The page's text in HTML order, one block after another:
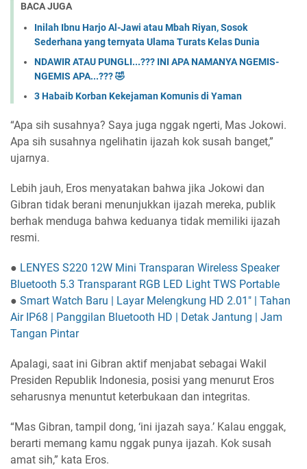
BACA JUGA
Inilah Ibnu Harjo Al-Jawi atau Mbah Riyan, Sosok
Sederhana yang ternyata Ulama Turats Kelas Dunia
NDAWIR ATAU PUNGLI...??? INI APA NAMANYA NGEMIS-
NGEMIS APA...??? 🤣
3 Habaib Korban Kekejaman Komunis di Yaman
“Apa sih susahnya? Saya juga nggak ngerti, Mas Jokowi.
Apa sih susahnya ngelihatin ijazah kok susah banget,”
ujarnya.
Lebih jauh, Eros menyatakan bahwa jika Jokowi dan
Gibran tidak berani menunjukkan ijazah mereka, publik
berhak menduga bahwa keduanya tidak memiliki ijazah
resmi.
● LENYES S220 12W Mini Transparan Wireless Speaker
Bluetooth 5.3 Transparant RGB LED Light TWS Portable
● Smart Watch Baru | Layar Melengkung HD 2.01" | Tahan
Air IP68 | Panggilan Bluetooth HD | Detak Jantung | Jam
Tangan Pintar
Apalagi, saat ini Gibran aktif menjabat sebagai Wakil
Presiden Republik Indonesia, posisi yang menurut Eros
seharusnya menuntut keterbukaan dan integritas.
“Mas Gibran, tampil dong, ‘ini ijazah saya.’ Kalau enggak,
berarti memang kamu nggak punya ijazah. Kok susah
amat sih,” kata Eros.